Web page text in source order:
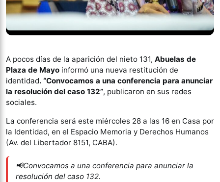
A pocos días de la aparición del nieto 131, Abuelas de
Plaza de Mayo informó una nueva restitución de
identidad. “Convocamos a una conferencia para anunciar
la resolución del caso 132”, publicaron en sus redes
sociales.
La conferencia será este miércoles 28 a las 16 en Casa por
la Identidad, en el Espacio Memoria y Derechos Humanos
(Av. del Libertador 8151, CABA).
📢Convocamos a una conferencia para anunciar la
resolución del caso 132.